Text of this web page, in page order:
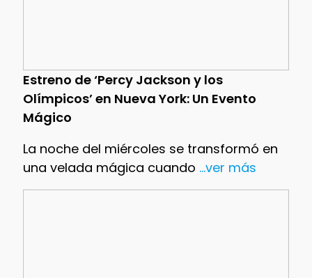
Estreno de ‘Percy Jackson y los
Olímpicos’ en Nueva York: Un Evento
Mágico
La noche del miércoles se transformó en
una velada mágica cuando ...ver más